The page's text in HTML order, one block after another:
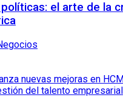
el arte de la